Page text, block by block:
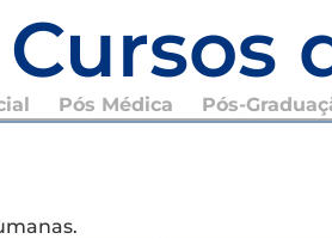
Pós Médica Pós-